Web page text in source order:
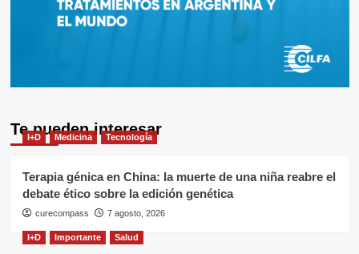
Te pueden interesar
I+D Medicina Tecnología
Terapia génica en China: la muerte de una niña reabre el
debate ético sobre la edición genética
curecompass 7 agosto, 2026
I+D Importante Salud